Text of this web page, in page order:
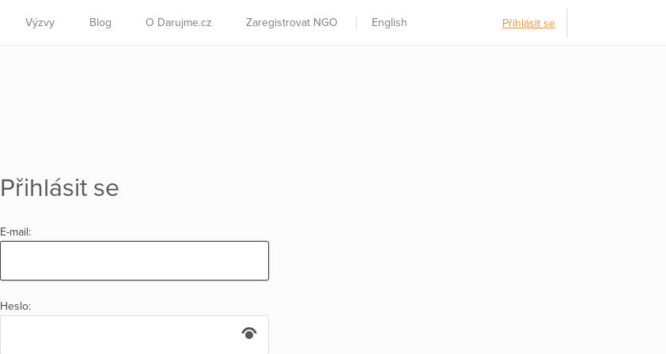
Výzvy Blog O Darujme.cz Zaregistrovat NGO English Přihlásit se
Přihlásit se
E-mail:
Heslo: